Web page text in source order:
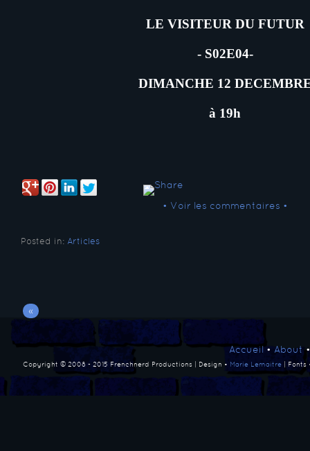
LE VISITEUR DU FUTUR
- S02E04-
DIMANCHE 12
à 19h
• Voir les commentaires •
Posted in: Articles
«
Accueil• About
Copyright © 2008 - 2015 Frenchnerd Productions | Design • Marie Lemaitre | Fonts